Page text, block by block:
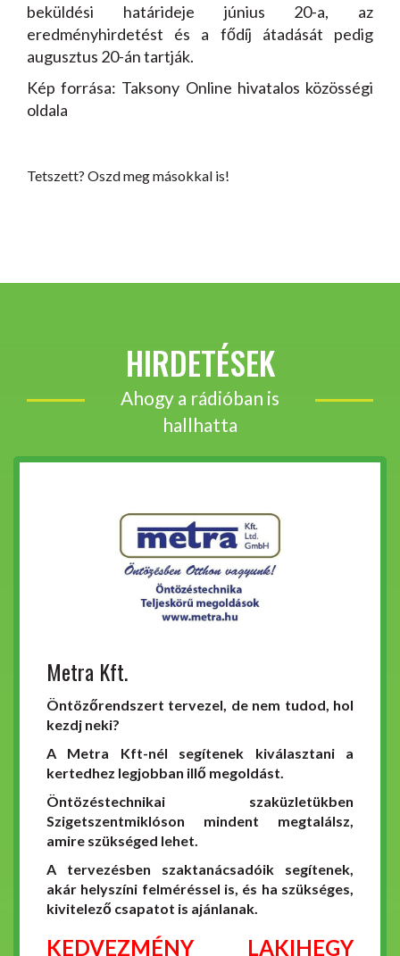
beküldési határideje június 20-a, az
eredményhirdetést és a fődíj átadását pedig
augusztus 20-án tartják.
Kép forrása: Taksony Online hivatalos közösségi
oldala
Tetszett? Oszd meg másokkal is!
HIRDETÉSEK
Ahogy a rádióban is
hallhatta
Metra Kft.
Öntözőrendszert tervezel, de nem tudod, hol
kezdj neki?
A Metra Kft-nél segítenek kiválasztani a
kertedhez legjobban illő megoldást.
Öntözéstechnikai szaküzletükben
Szigetszentmiklóson mindent megtalálsz,
amire szükséged lehet.
A tervezésben szaktanácsadóik segítenek,
akár helyszíni felméréssel is, és ha szükséges,
kivitelező csapatot is ajánlanak.
KEDVEZMÉNY LAKIHEGY